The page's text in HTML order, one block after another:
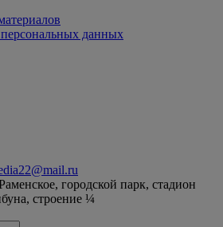
данных
городской парк, стадион
строение ¼